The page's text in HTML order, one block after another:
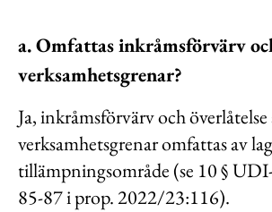
a. Omfattas inkråmsförvärv
verksamhetsgrenar?
Ja, inkråmsförvärv och överlåtelse
verksamhetsgrenar omfattas av
tillämpningsområde (se 10 §
85-87 i prop. 2022/23:116).